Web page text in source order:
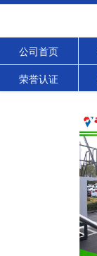
公司首页
荣誉认证